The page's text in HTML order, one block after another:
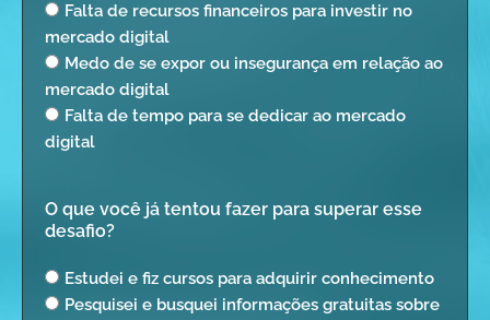
Falta de recursos financeiros para investir no
mercado digital
Medo de se expor ou insegurança em relação ao
mercado digital
Falta de tempo para se dedicar ao mercado
digital
O que você já tentou fazer para superar esse
desafio?
Estudei e fiz cursos para adquirir conhecimento
Pesquisei e busquei informações gratuitas sobre